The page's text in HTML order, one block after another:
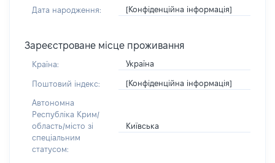
Дата народження: [Конфіденційна інформація]
Зареєстроване місце проживання
Країна: Україна
Поштовий індекс: [Конфіденційна інформація]
Автономна
Республіка Крим/
область/місто зі
спеціальним
статусом:
Київська